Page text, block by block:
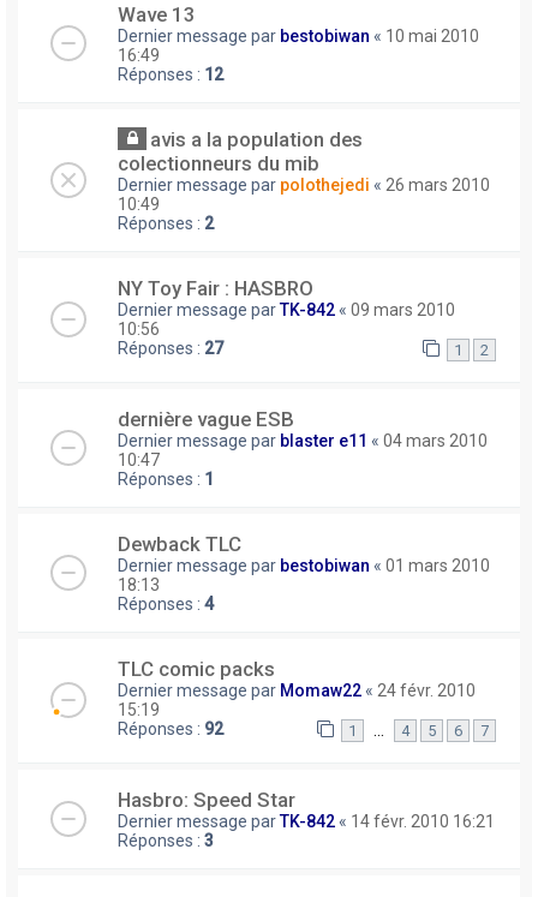
Wave 13
Dernier message par bestobiwan « 10 mai 2010
16:49
Réponses : 12
avis a la population des
colectionneurs du mib
Dernier message par polothejedi « 26 mars 2010
10:49
Réponses : 2
NY Toy Fair : HASBRO
Dernier message parTK-842 « 09 mars 2010
10:56
Réponses : 27 1 2
dernière vague ESB
Dernier message par blaster e11 « 04 mars 2010
10:47
Réponses : 1
Dewback TLC
Dernier message par bestobiwan « 01 mars 2010
18:13
Réponses : 4
TLC comic packs
Dernier message par Momaw22 « 24 févr. 2010
15:19
Réponses : 92 1 … 4 5 6 7
Hasbro: Speed Star
Dernier message parTK-842 « 14 févr. 2010 16:21
Réponses : 3